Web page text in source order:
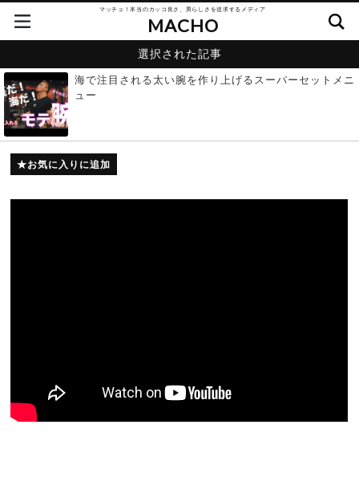
マッチョ！本当のカッコ良さ、男らしさを追求するメディア
MACHO
選択された記事
海で注目される太い腕を作り上げるスーパーセットメニ
ュー
お気に入りに追加